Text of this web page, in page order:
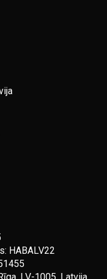
HABALV22